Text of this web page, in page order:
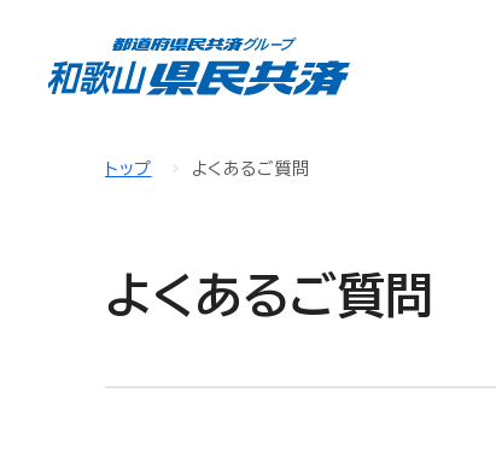
トップ よくあるご質問
よくあるご質問